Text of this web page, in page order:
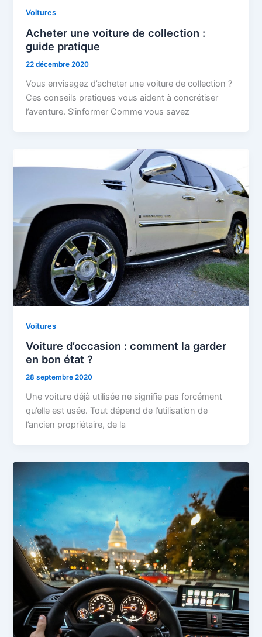
Voitures
Acheter une voiture de collection :
guide pratique
22 décembre 2020
Vous envisagez d’acheter une voiture de collection ?
Ces conseils pratiques vous aident à concrétiser
l’aventure. S’informer Comme vous savez
Voitures
Voiture d’occasion : comment la garder
en bon état ?
28 septembre 2020
Une voiture déjà utilisée ne signifie pas forcément
qu’elle est usée. Tout dépend de l’utilisation de
l’ancien propriétaire, de la